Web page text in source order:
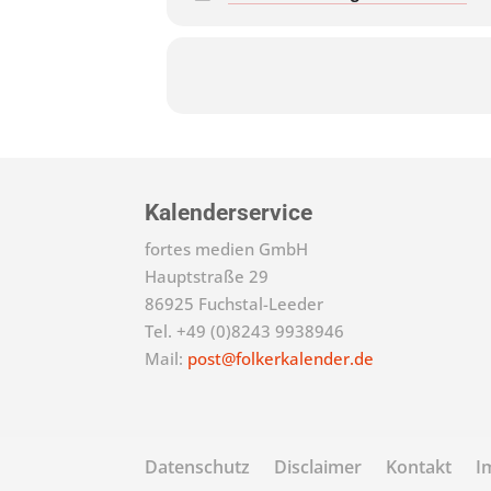
Kalenderservice
fortes medien GmbH
Hauptstraße 29
86925 Fuchstal-Leeder
Tel. +49 (0)8243 9938946
Mail: post@folkerkalender.de
Datenschutz Disclaimer Kontakt